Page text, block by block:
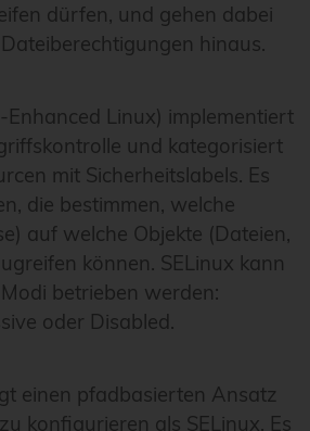
dürfen, und gehen dabei
hinaus.
Enhanced Linux) implementiert
und kategorisiert
mit Sicherheitslabels. Es
die bestimmen, welche
auf welche Objekte (Dateien,
können. SELinux kann
betrieben werden:
oder Disabled.
einen pfadbasierten Ansatz
konfigurieren als SELinux. Es